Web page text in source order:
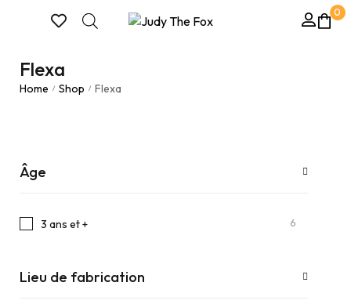
0
Flexa
Home / Shop / Flexa
Âge
3 ans et + 6
Lieu de fabrication